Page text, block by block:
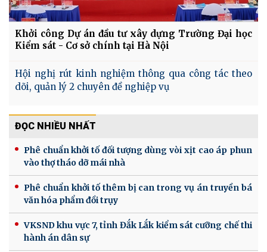
Khởi công Dự án đầu tư xây dựng Trường Đại học
Kiểm sát - Cơ sở chính tại Hà Nội
Hội nghị rút kinh nghiệm thông qua công tác theo
dõi, quản lý 2 chuyên đề nghiệp vụ
ĐỌC NHIỀU NHẤT
Phê chuẩn khởi tố đối tượng dùng vòi xịt cao áp phun
vào thợ tháo dỡ mái nhà
Phê chuẩn khởi tố thêm bị can trong vụ án truyền bá
văn hóa phẩm đồi trụy
VKSND khu vực 7, tỉnh Đắk Lắk kiểm sát cưỡng chế thi
hành án dân sự